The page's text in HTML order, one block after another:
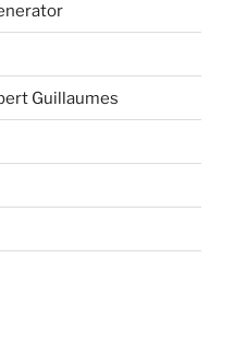
Guillaumes